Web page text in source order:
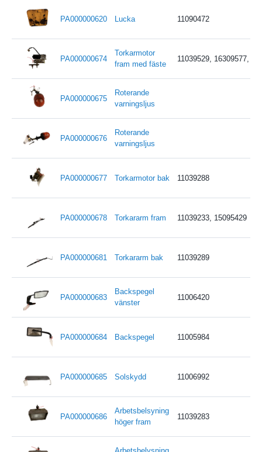
PA000000620 Lucka 11090472
PA000000674
Torkarmotor
fram med fäste
11039529, 16309577,
PA000000675
Roterande
varningsljus
PA000000676
Roterande
varningsljus
PA000000677 Torkarmotor bak 11039288
PA000000678 Torkararm fram 11039233, 15095429
PA000000681 Torkararm bak 11039289
PA000000683
Backspegel
vänster
11006420
PA000000684 Backspegel 11005984
PA000000685 Solskydd 11006992
PA000000686
Arbetsbelsyning
höger fram
11039283